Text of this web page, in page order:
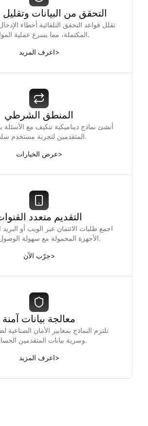
التحقق من البيانات وتقليل
تقلل قواعد التحقق التلقائية أخطاء
المكتملة، مما يسرع عملية الموافقة.
اعرف المزيد>
المنطق الشرطي
أنشئ نماذج ديناميكية تتكيف مع الأسئلة
المتقدمين لتجربة مستخدم سلسة.
عرض الخيارات>
التقديم متعدد
اجمع طلبات الائتمان عبر الويب أو البريد
الأجهزة المحمولة مع سهولة الوصول للنماذج.
جرّب الآن>
معالجة بيانات آمنة
تلتزم النماذج بمعايير الأمان الصناعية
وسرية بيانات المتقدمين الحساسة.
اعرف المزيد>